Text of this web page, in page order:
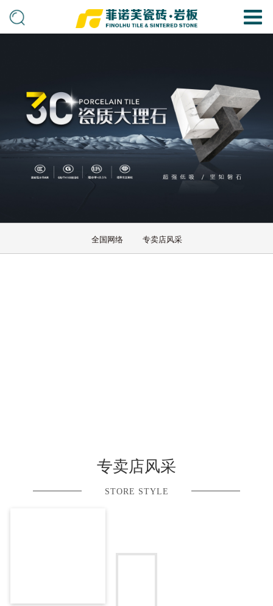
全国网络 专卖店风采
专卖店风采
STORE STYLE